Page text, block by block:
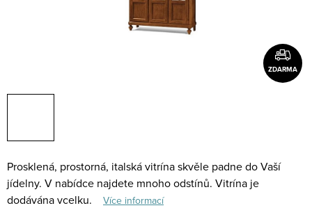
ZDARMA
Prosklená, prostorná, italská vitrína skvěle padne do Vaší
jídelny. V nabídce najdete mnoho odstínů. Vitrína je
dodávána vcelku.
Více informací